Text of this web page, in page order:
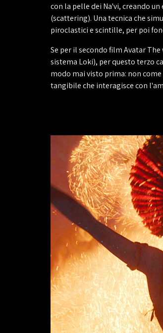
con la pelle dei Na'vi, creando
(scattering). Una tecnica che
piroclastici e scintille, per poi
Se per il secondo film Avatar
sistema Loki), per questo terzo
modo mai visto prima: non
tangibile che interagisce con